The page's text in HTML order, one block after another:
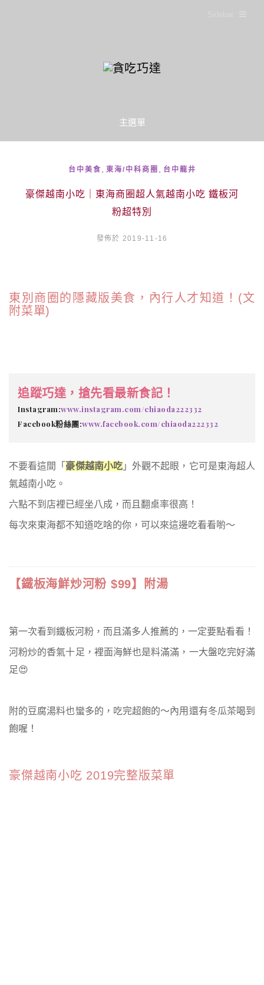
主選單
台中美食 東海/中科商圈 台中龍井
豪傑越南小吃｜東海商圈超人氣越南小吃 鐵板河
粉超特別
發佈於 2019-11-16
東別商圈的隱藏版美食，內行人才知道！(文
附菜單)
追蹤巧達，搶先看最新食記！
Instagram:www.instagram.com/chiaoda222332
Facebook粉絲團:www.facebook.com/chiaoda222332
不要看這間「 豪傑越南小吃」外觀不起眼，它可是東海超人
氣越南小吃。
六點不到店裡已經坐八成，而且翻桌率很高！
每次來東海都不知道吃啥的你，可以來這邊吃看看喲～
【鐵板海鮮炒河粉 $99】附湯
第一次看到鐵板河粉，而且滿多人推薦的，一定要點看看！
河粉炒的香氣十足，裡面海鮮也是料滿滿，一大盤吃完好滿
足😍
附的豆腐湯料也蠻多的，吃完超飽的～內用還有冬瓜茶喝到
飽喔！
豪傑越南小吃 2019完整版菜單